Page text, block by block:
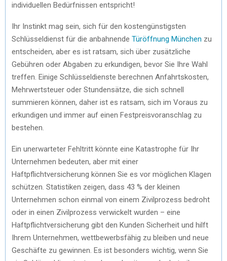
individuellen Bedürfnissen entspricht!
Ihr Instinkt mag sein, sich für den kostengünstigsten
Schlüsseldienst für die anbahnende Türöffnung München zu
entscheiden, aber es ist ratsam, sich über zusätzliche
Gebühren oder Abgaben zu erkundigen, bevor Sie Ihre Wahl
treffen. Einige Schlüsseldienste berechnen Anfahrtskosten,
Mehrwertsteuer oder Stundensätze, die sich schnell
summieren können, daher ist es ratsam, sich im Voraus zu
erkundigen und immer auf einen Festpreisvoranschlag zu
bestehen.
Ein unerwarteter Fehltritt könnte eine Katastrophe für Ihr
Unternehmen bedeuten, aber mit einer
Haftpflichtversicherung können Sie es vor möglichen Klagen
schützen. Statistiken zeigen, dass 43 % der kleinen
Unternehmen schon einmal von einem Zivilprozess bedroht
oder in einen Zivilprozess verwickelt wurden – eine
Haftpflichtversicherung gibt den Kunden Sicherheit und hilft
Ihrem Unternehmen, wettbewerbsfähig zu bleiben und neue
Geschäfte zu gewinnen. Es ist besonders wichtig, wenn Sie